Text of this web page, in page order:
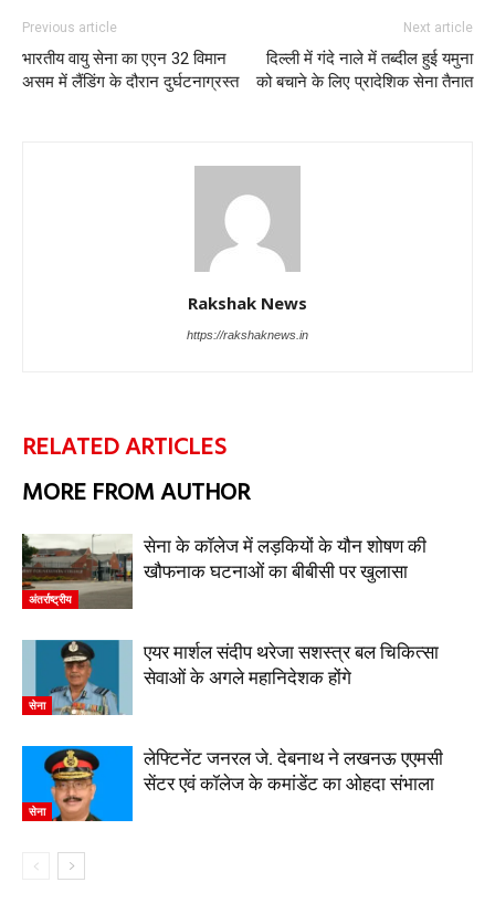
Previous article
भारतीय वायु सेना का एएन 32 विमान
असम में लैंडिंग के दौरान दुर्घटनाग्रस्त
Next article
दिल्ली में गंदे नाले में तब्दील हुई यमुना
को बचाने के लिए प्रादेशिक सेना तैनात
Rakshak News
https://rakshaknews.in
RELATED ARTICLES
MORE FROM AUTHOR
अंतर्राष्ट्रीय
सेना के कॉलेज में लड़कियों के यौन शोषण की
खौफनाक घटनाओं का बीबीसी पर खुलासा
सेना
एयर मार्शल संदीप थरेजा सशस्त्र बल चिकित्सा
सेवाओं के अगले महानिदेशक होंगे
सेना
लेफ्टिनेंट जनरल जे. देबनाथ ने लखनऊ एएमसी
सेंटर एवं कॉलेज के कमांडेंट का ओहदा संभाला